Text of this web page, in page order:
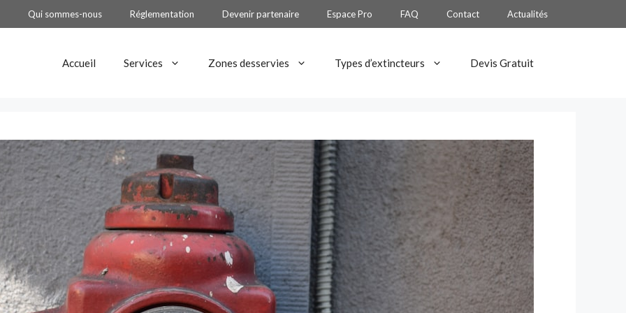
Qui sommes-nous Réglementation Devenir partenaire Espace Pro FAQ Contact Actualités
Accueil Services Zones desservies Types d’extincteurs Devis Gratuit